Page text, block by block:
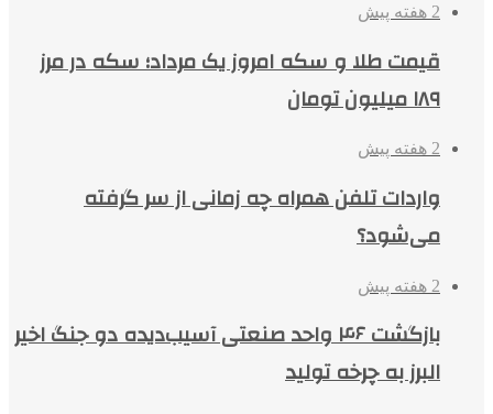
2 هفته پیش
قیمت طلا و سکه امروز یک مرداد؛ سکه در مرز
۱۸۹ میلیون تومان
2 هفته پیش
واردات تلفن همراه چه زمانی از سر گرفته
می‌شود؟
2 هفته پیش
بازگشت ۴۶ واحد صنعتی آسیب‌دیده دو جنگ اخیر
البرز به چرخه تولید